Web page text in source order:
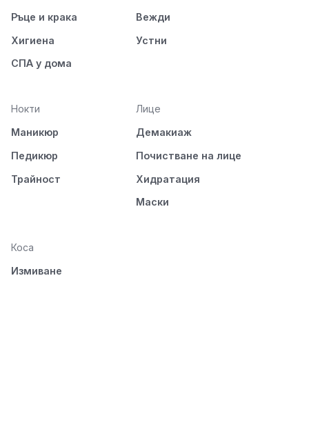
Ръце и крака
Хигиена
СПА у дома
Вежди
Устни
Нокти
Маникюр
Педикюр
Трайност
Лице
Демакиаж
Почистване на лице
Хидратация
Маски
Коса
Измиване